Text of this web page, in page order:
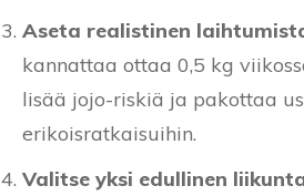
Aseta realistinen
kannattaa ottaa 0,5 kg
lisää jojo-riskiä ja pakottaa
erikoisratkaisuihin.
Valitse yksi edullinen